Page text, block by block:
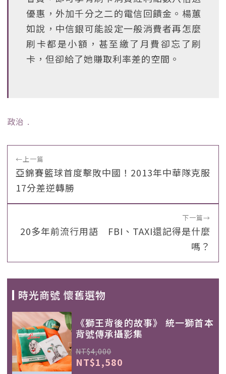
優惠，外加千分之二的電信回饋金。楊蕙
如說，中信銀可能設定一般消費者再怎麼
刷卡都是小額，甚至繳了月費卻忘了刷
卡，但卻給了她賺取利率差的空間。
政治 ﹒
←上一篇
亞錦賽籃球首度擊敗中國！2013年中華隊克服
17分差逆轉勝
下一篇→
20多年前流行用語 FBI、TAXI還記得是什麼
嗎？
時光商號 懷舊選物
《獅王背後的故事》 統一獅首本
背號傳承攝影集
NT$4,000
NT$1,580